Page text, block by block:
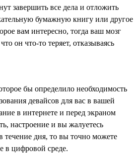
завершить все дела и отложить
бумажную книгу или другое
вам интересно, тогда ваш мозг
он что-то теряет, отказываясь
бы определило необходимость
девайсов для вас в вашей
в интернете и перед экраном
настроение и вы жалуетесь
течение дня, то вы точно можете
в цифровой среде.